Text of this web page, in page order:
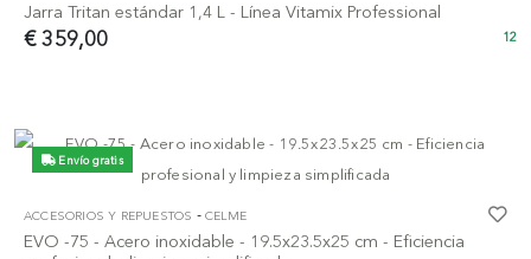
Jarra Tritan estándar 1,4 L - Línea Vitamix Professional
€ 359,00 12
Envío gratis
ACCESORIOS Y REPUESTOS -CELME
EVO -75 - Acero inoxidable - 19.5x23.5x25 cm - Eficiencia